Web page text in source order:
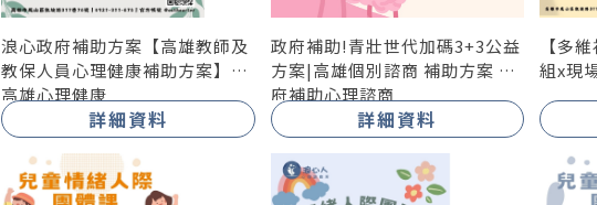
浪心政府補助方案【高雄教師及
教保人員心理健康補助方案】|
高雄心理健康
詳細資料
政府補助!青壯世代加碼3+3公益
方案|高雄個別諮商 補助方案 政
府補助心理諮商
詳細資料
【多
組x現